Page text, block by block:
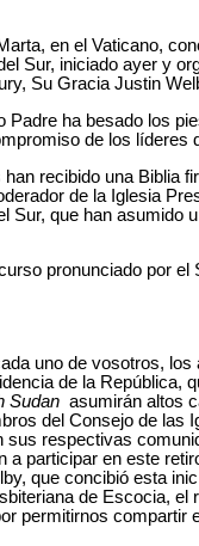
en el Vaticano,
Sur, iniciado ayer y
Su Gracia Justin
Padre ha besado los
de los líderes
recibido una Biblia
de la Iglesia
Sur, que han
pronunciado por el
uno de vosotros,
de la República,
Sudan asumirán altos
del Consejo de las
respectivas
a participar en este
que concibió esta
de Escocia,
permitirnos